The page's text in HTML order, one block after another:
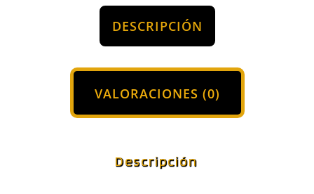
DESCRIPCIÓN
VALORACIONES (0)
Descripción